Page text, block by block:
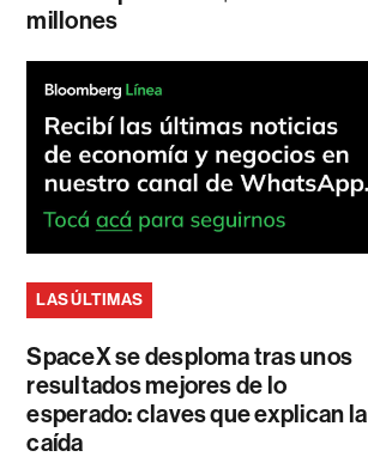
millones
LAS ÚLTIMAS
SpaceX se desploma tras unos
resultados mejores de lo
esperado: claves que explican la
caída